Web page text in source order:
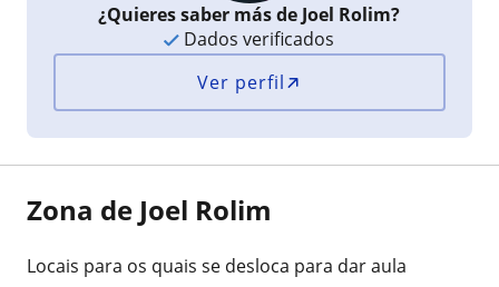
¿Quieres saber más de Joel Rolim?
Dados verificados
Ver perfil
Zona de Joel Rolim
Locais para os quais se desloca para dar aula